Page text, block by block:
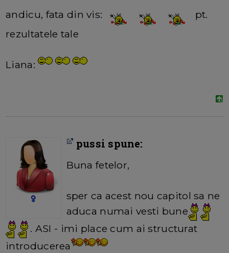
andicu, fata din vis:
pt.
rezultatele tale
Liana:
pussi spune:
Buna fetelor,
sper ca acest nou capitol sa ne
aduca numai vesti bune
. ASI - imi place cum ai structurat
introducerea